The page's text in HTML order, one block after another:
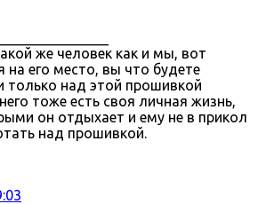
же человек как и мы, вот
на его место, вы что будете
над этой прошивкой
тоже есть своя личная жизнь,
он отдыхает и ему не в прикол
над прошивкой.